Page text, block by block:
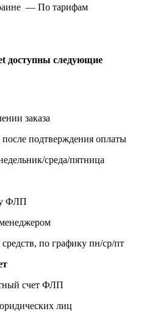
— По тарифам
доступны следующие
заказа
после подтверждения оплаты
среда/пятница
ФЛП
по графику пн/ср/пт
счет ФЛП
лиц